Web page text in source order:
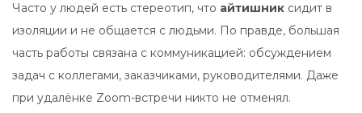
Часто у людей есть стереотип, что айтишник сидит в
изоляции и не общается с людьми. По правде, большая
часть работы связана с коммуникацией: обсуждением
задач с коллегами, заказчиками, руководителями. Даже
при удалёнке Zoom-встречи никто не отменял.